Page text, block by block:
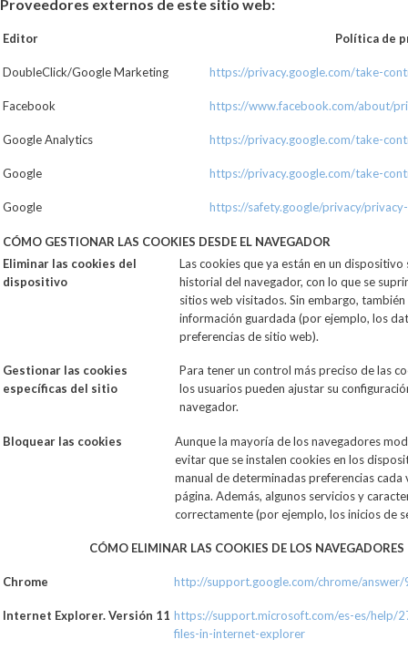
Proveedores externos de este sitio web:
Editor Política de
DoubleClick/Google Marketing https://privacy.google.com/take-
Facebook https://www.facebook.com/about/
Google Analytics https://privacy.google.com/take-
Google https://privacy.google.com/take-
Google https://safety.google/privacy/
CÓMO GESTIONAR LAS COOKIES DESDE EL NAVEGADOR
Eliminar las cookies del
dispositivo
Las cookies que ya están en un
historial del navegador, con lo que se
sitios web visitados. Sin embargo,
información guardada (por ejemplo, los
preferencias de sitio web).
Gestionar las cookies
específicas del sitio
Para tener un control más preciso de las
los usuarios pueden ajustar su
navegador.
Bloquear las cookies
Aunque la mayoría de los navegadores
evitar que se instalen cookies en los
manual de determinadas preferencias cada
página. Además, algunos servicios y
correctamente (por ejemplo, los inicios de
CÓMO ELIMINAR LAS COOKIES DE LOS
Chrome http://support.google.com/chrome/answer/
Internet Explorer. Versión 11 https://support.microsoft.com/es-es/help/
files-in-internet-explorer